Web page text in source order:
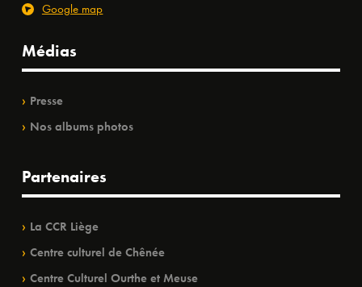
Google map
Médias
Presse
Nos albums photos
Partenaires
La CCR Liège
Centre culturel de Chênée
Centre Culturel Ourthe et Meuse